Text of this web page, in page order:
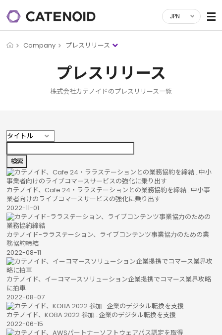
JPN
Company プレスリリース
プレスリリース
株式会社カテノイドのプレスリリース一覧
カテノイド、Cafe 24・ララステーションとの業務協約を締結...中小事
業者向けのライブコマースサービスの強化に乗り出す
2022-11-01
カテノイド-ララステーション、ライブコンテンツ事業協力のための業
務協約締結
2022-08-11
カテノイド、イーコマースソリューション企業提携でコマース業界攻略
に拍車
2022-08-07
カテノイド、KOBA 2022 参加...企業のデジタル転換を支援
2022-06-15